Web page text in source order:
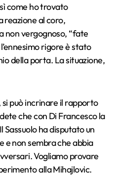
come ho trovato
reazione al coro,
non vergognoso, “fate
rigore è stato
della porta. La situazione,
può incrinare il rapporto
che con Di Francesco la
Sassuolo ha disputato un
non sembra che abbia
Vogliamo provare
alla Mihajlovic.